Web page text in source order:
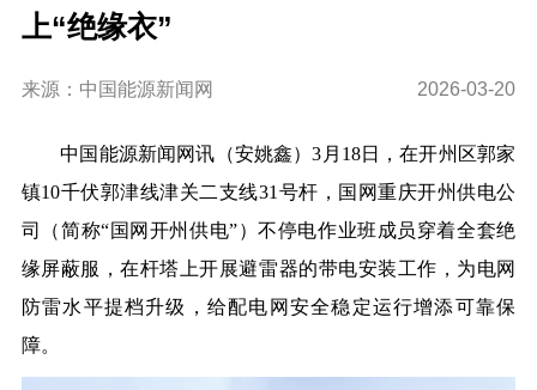
上“绝缘衣”
来源：中国能源新闻网 2026-03-20
中国能源新闻网讯 （安姚鑫）3月18日，在开州区郭家
镇10千伏郭津线津关二支线31号杆，国网重庆开州供电公
司（简称“国网开州供电”）不停电作业班成员穿着全套绝
缘屏蔽服，在杆塔上开展避雷器的带电安装工作，为电网
防雷水平提档升级，给配电网安全稳定运行增添可靠保
障。